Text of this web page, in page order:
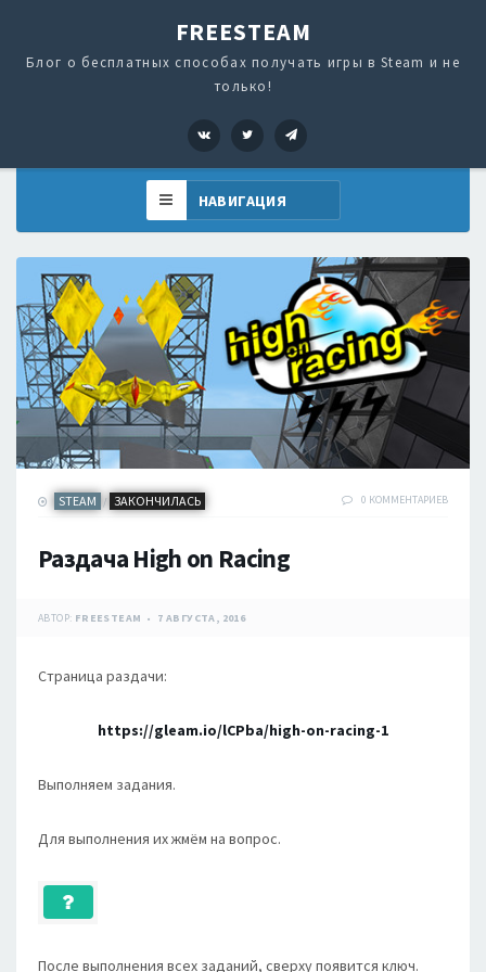
FREESTEAM
Блог о бесплатных способах получать игры в Steam и не
только!
VK Twitter
STEAM / ЗАКОНЧИЛАСЬ 0 КОММЕНТАРИЕВ
Раздача High on Racing
АВТОР: FREESTEAM 7 АВГУСТА, 2016
Страница раздачи:
https://gleam.io/lCPba/high-on-racing-1
Выполняем задания.
Для выполнения их жмём на вопрос.
После выполнения всех заданий, сверху появится ключ.